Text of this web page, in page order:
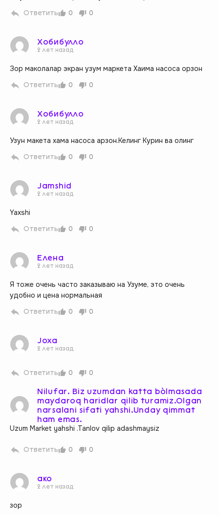
0 0
Ответить
Хобибулло
2 лет назад
Зор маколалар экран узум маркета Хаима насоса орзон
0 0
Ответить
Хобибулло
2 лет назад
Узун макета хама насоса арзон.Келинг Курин ва олинг
0 0
Ответить
Jamshid
2 лет назад
Yaxshi
0 0
Ответить
Елена
2 лет назад
Я тоже очень часто заказываю на Узуме, это очень
удобно и цена нормальная
0 0
Ответить
Joxa
2 лет назад
0 0
Ответить
Nilufar. Biz uzumdan katta bòlmasada
maydaroq haridlar qilib turamiz.Olgan
narsalani sifati yahshi.Unday qimmat
ham emas.
Uzum Market yahshi .Tanlov qilip adashmaysiz
0 0
Ответить
ако
2 лет назад
зор